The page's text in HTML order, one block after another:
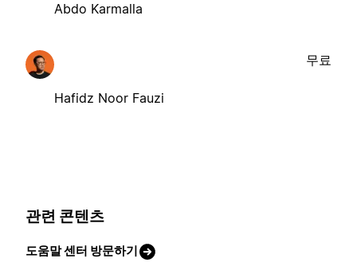
Abdo Karmalla
Hafidz Noor Fauzi
무료
관련 콘텐츠
도움말 센터 방문하기